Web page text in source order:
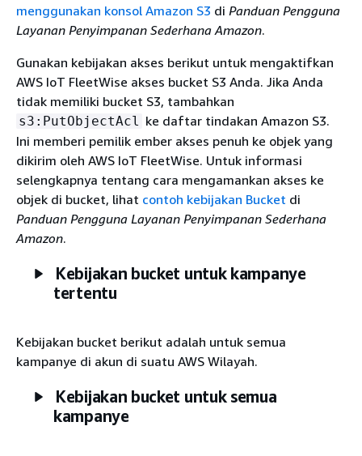
menggunakan konsol Amazon S3 di Panduan Pengguna
Layanan Penyimpanan Sederhana Amazon.
Gunakan kebijakan akses berikut untuk mengaktifkan
AWS IoT FleetWise akses bucket S3 Anda. Jika Anda
tidak memiliki bucket S3, tambahkan
s3:PutObjectAcl ke daftar tindakan Amazon S3.
Ini memberi pemilik ember akses penuh ke objek yang
dikirim oleh AWS IoT FleetWise. Untuk informasi
selengkapnya tentang cara mengamankan akses ke
objek di bucket, lihat contoh kebijakan Bucket di
Panduan Pengguna Layanan Penyimpanan Sederhana
Amazon.
Kebijakan bucket untuk kampanye
tertentu
Kebijakan bucket berikut adalah untuk semua
kampanye di akun di suatu AWS Wilayah.
Kebijakan bucket untuk semua
kampanye